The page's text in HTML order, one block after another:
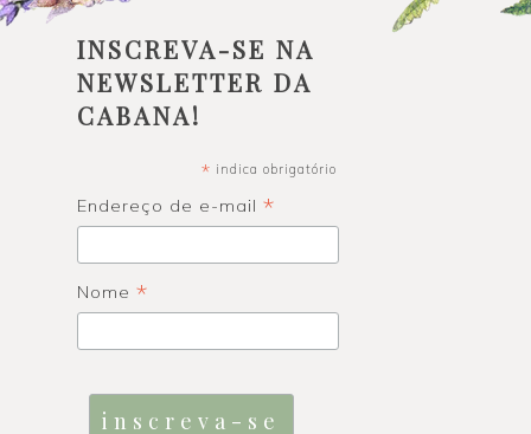
INSCREVA-SE NA
NEWSLETTER DA
CABANA!
* indica obrigatório
Endereço de e-mail *
Nome *